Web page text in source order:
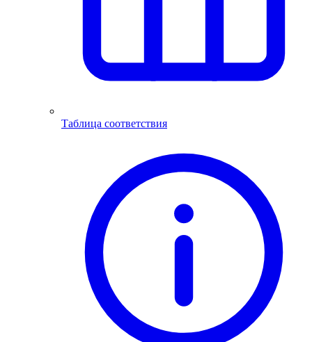
Таблица соответствия